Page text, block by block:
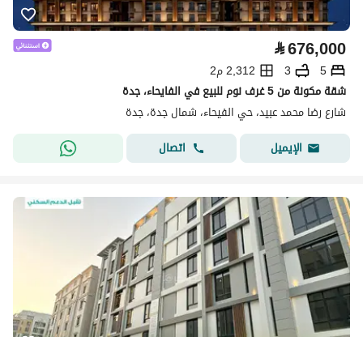
⃁676,000
5
3
2,312 م2
شقة مكونة من 5 غرف نوم للبيع في الفايحاء، جدة
شارع رضا محمد عبيد، حي الفيحاء، شمال جدة، جدة
الإيميل
اتصال